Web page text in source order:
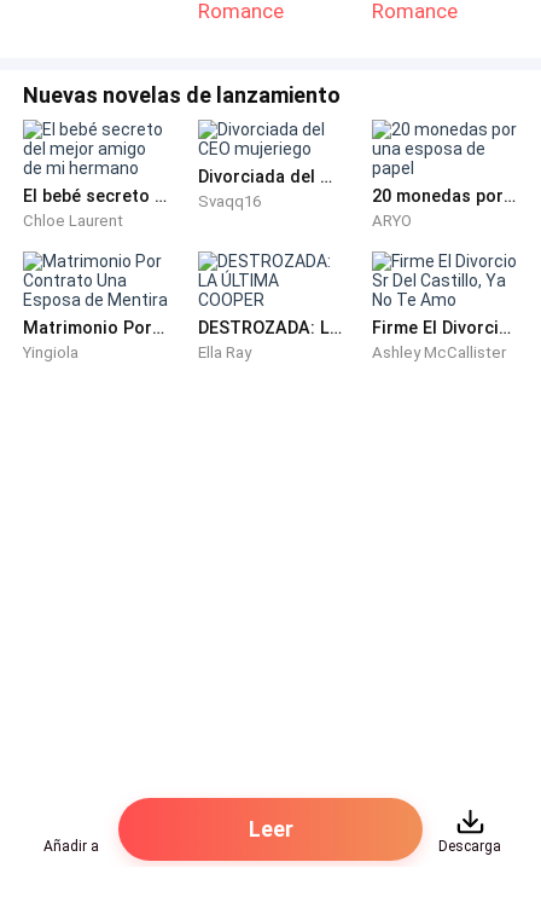
—Cada vez que me cuestiones, añado un castigo.
El calor inundó su rostro, pero algo más caliente se
acumuló entre sus piernas. Se levantó sobre piernas
temblorosas y alcanzó la cremallera a su espalda. La
tela susurró al caer por su cuerpo y formar un charco
a sus pies. No llevaba sujetador. Sus tetas llenas se
liberaron, los pezones ya duros y doloridos. Enganchó
los pulgares en el tanga de encaje negro y lo bajó,
saliendo de él y de sus tacones.
empapada.
Romance Romance
Nuevas novelas de lanzamiento
El bebé secreto del mejor amigo de mi hermano
Chloe Laurent
Divorciada del CEO mujeriego
Svaqq16 20 monedas por una esposa de papel
ARYO
Matrimonio Por Contrato Una Esposa de Mentira
Yingiola
DESTROZADA: LA ÚLTIMA COOPER
Ella Ray
Firme El Divorcio Sr Del Castillo, Ya No Te Amo
Ashley McCallister
Añadir a
Leer
Descarga